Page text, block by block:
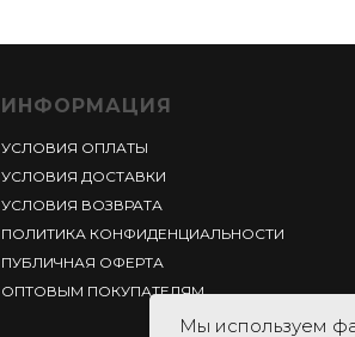
Мы используем
ИНФОРМАЦИЯ
УСЛОВИЯ ОПЛАТЫ
УСЛОВИЯ ДОСТАВКИ
УСЛОВИЯ ВОЗВРАТА
ПОЛИТИКА КОНФИДЕНЦИАЛЬНОСТИ
ПУБЛИЧНАЯ ОФЕРТА
ОПТОВЫМ ПОКУПАТЕЛЯМ